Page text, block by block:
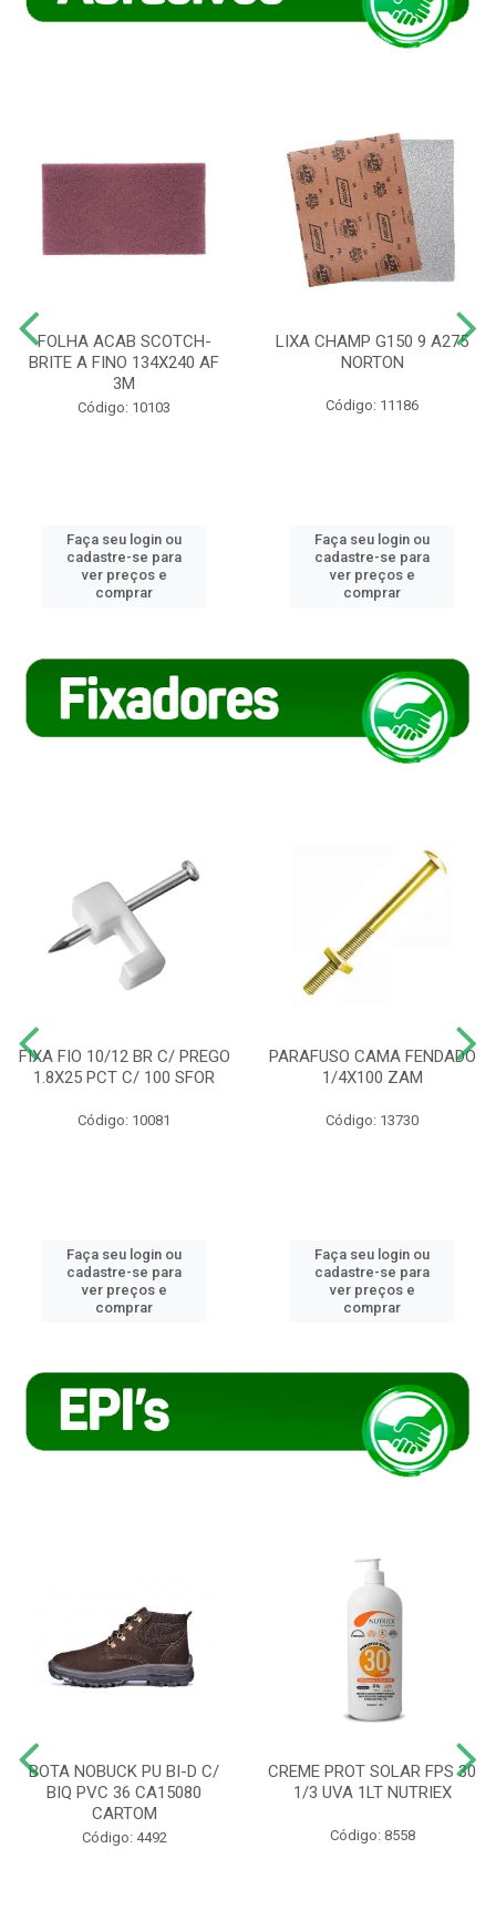
FOLHA ACAB SCOTCH-
BRITE A FINO 134X240 AF
3M
Código: 10103
Faça seu login ou
cadastre-se para
ver preços e
comprar
LIXA CHAMP G150 9 A275
NORTON
Código: 11186
Faça seu login ou
cadastre-se para
ver preços e
comprar
FIXA FIO 10/12 BR C/ PREGO
1.8X25 PCT C/ 100 SFOR
Código: 10081
Faça seu login ou
cadastre-se para
ver preços e
comprar
PARAFUSO CAMA FENDADO
1/4X100 ZAM
Código: 13730
Faça seu login ou
cadastre-se para
ver preços e
comprar
BOTA NOBUCK PU BI-D C/
BIQ PVC 36 CA15080
CARTOM
Código: 4492
CREME PROT SOLAR FPS 30
1/3 UVA 1LT NUTRIEX
Código: 8558